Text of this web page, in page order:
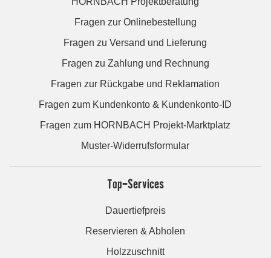
Fragen zur Onlinebestellung
Fragen zu Versand und Lieferung
Fragen zu Zahlung und Rechnung
Fragen zur Rückgabe und Reklamation
Fragen zum Kundenkonto & Kundenkonto-ID
Fragen zum HORNBACH Projekt-Marktplatz
Muster-Widerrufsformular
Top-Services
Dauertiefpreis
Reservieren & Abholen
Holzzuschnitt